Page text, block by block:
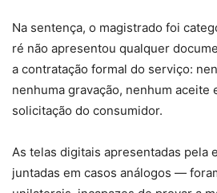
Na sentença, o magistrado foi
ré não apresentou qualquer
a contratação formal do serviço:
nenhuma gravação, nenhum aceite
solicitação do consumidor.
As telas digitais apresentadas pela
juntadas em casos análogos —